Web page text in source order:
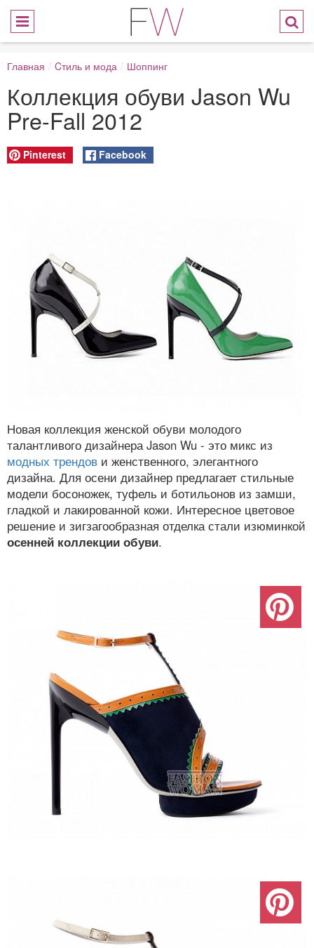
Главная / Cтиль и мода / Шоппинг
Коллекция обуви Jason Wu
Pre-Fall 2012
Pinterest Facebook
Новая коллекция женской обуви молодого
талантливого дизайнера Jason Wu - это микс из
модных трендов и женственного, элегантного
дизайна. Для осени дизайнер предлагает стильные
модели босоножек, туфель и ботильонов из замши,
гладкой и лакированной кожи. Интересное цветовое
решение и зигзагообразная отделка стали изюминкой
осенней коллекции обуви.